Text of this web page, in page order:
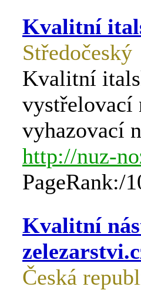
Kvalitní
Středočeský
Kvalitní
vystřelovací
vyhazovací
http://nuz-
PageRank:/
Kvalitní
Česká